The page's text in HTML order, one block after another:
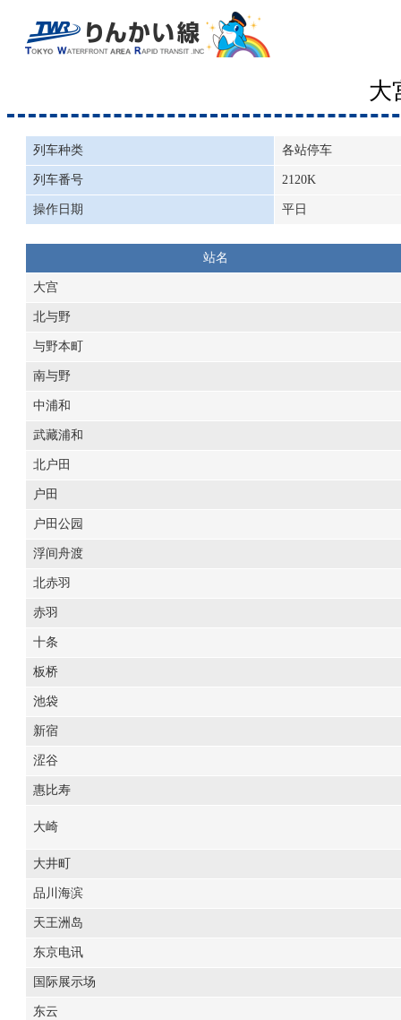
大
列车种类 各站停车
列车番号 2120K
操作日期 平日
站名
大宫
北与野
与野本町
南与野
中浦和
武藏浦和
北户田
户田
户田公园
浮间舟渡
北赤羽
赤羽
十条
板桥
池袋
新宿
涩谷
惠比寿
大崎
大井町
品川海滨
天王洲岛
东京电讯
国际展示场
东云